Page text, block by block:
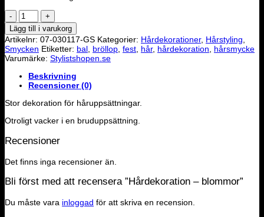
Hårdekoration
-
blommor
mängd
Lägg till i varukorg
Artikelnr: 07-030117-GS Kategorier: Hårdekorationer, Hårstyling
Smycken Etiketter: bal bröllop fest hår, hårdekoration
hårsmycke
Varumärke: Stylistshopen.se
Beskrivning
Recensioner (0)
Stor dekoration för håruppsättningar.
Otroligt vacker i en bruduppsättning.
Recensioner
Det finns inga recensioner än.
Bli först med att recensera ”Hårdekoration – blommor”
Du måste vara inloggad för att skriva en recension.